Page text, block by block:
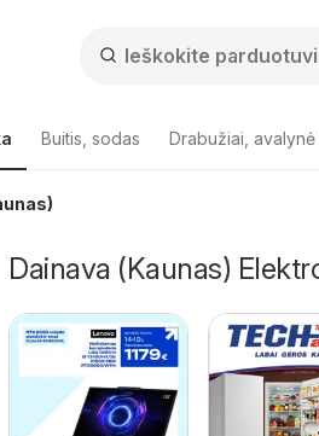
Buitis, sodas Drabužiai,
Dainava (Kaunas)